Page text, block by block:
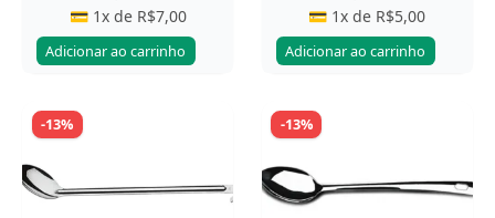
💳 1x de R$7,00
Adicionar ao carrinho
💳 1x de R$5,00
Adicionar ao carrinho
-13% -13%